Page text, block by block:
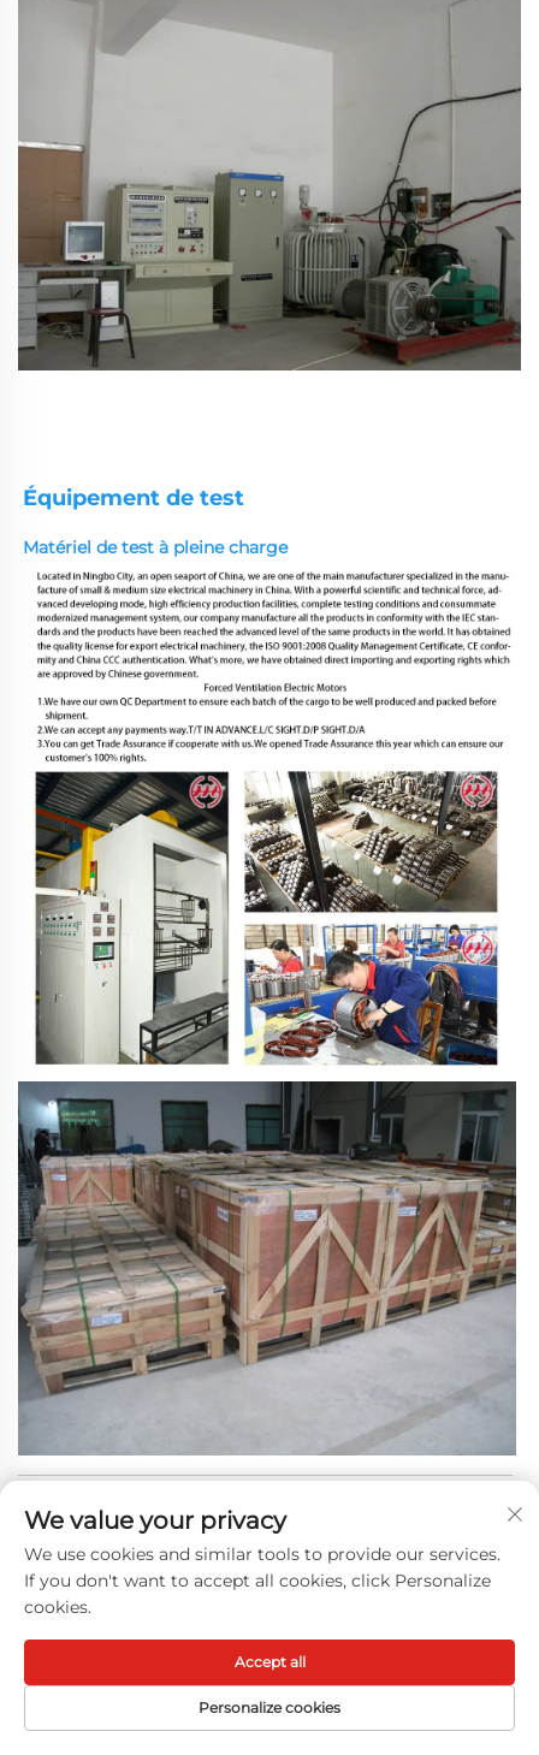
Équipement de test
Matériel de test à pleine charge
Dimensions 123 (L) × 456 (P) × 789 (H)
Poids
Détails de l'emballage
L'emballage normal est
We value your privacy
We use cookies and similar tools to provide our services.
If you don't want to accept all cookies, click Personalize
cookies.
Personalize cookies
Accept all